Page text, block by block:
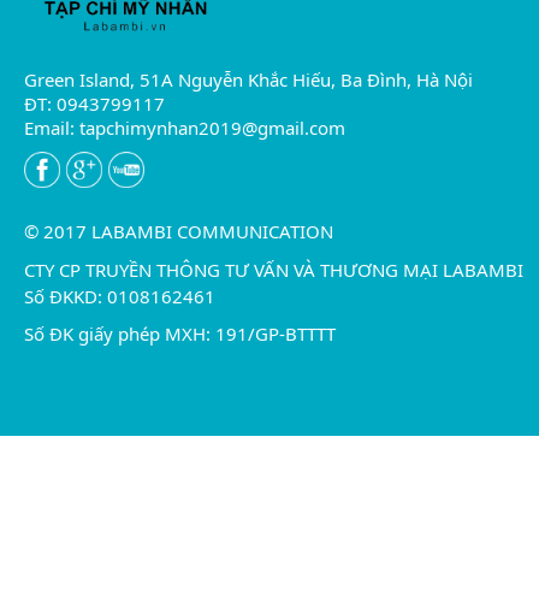
Green Island, 51A Nguyễn Khắc Hiếu, Ba Đình, Hà Nội
ĐT: 0943799117
Email: tapchimynhan2019@gmail.com
© 2017 LABAMBI COMMUNICATION
CTY CP TRUYỀN THÔNG TƯ VẤN VÀ THƯƠNG MẠI LABAMBI
Số ĐKKD: 0108162461
Số ĐK giấy phép MXH: 191/GP-BTTTT